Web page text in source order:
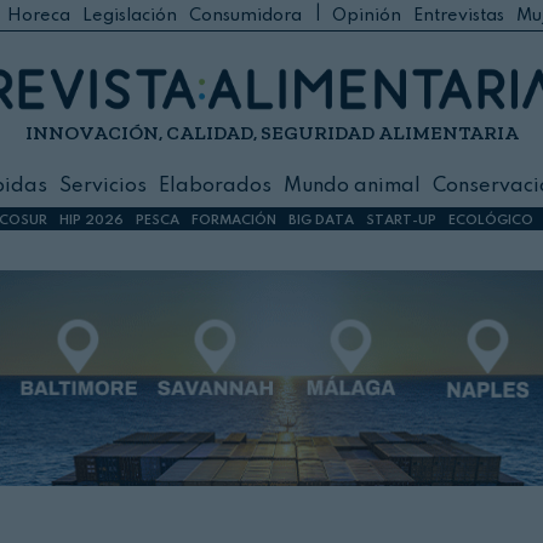
Horeca Legislación Consumidora Opinión Entrevistas
INNOVACIÓN, CALIDAD, SEGURIDAD ALIMENTARIA
Servicios Elaborados Mundo animal
Foodservice
primas
HIP 2026 PESCA FORMACIÓN BIG DATA START-UP ECOLÓGICO